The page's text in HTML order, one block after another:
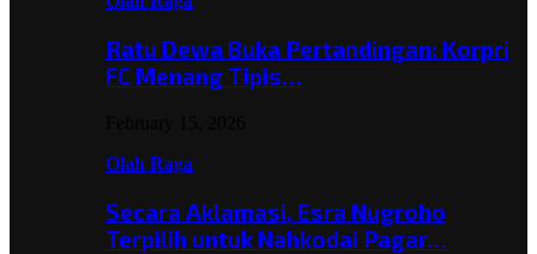
Ratu Dewa Buka Pertandingan: Korpri
FC Menang Tipis…
Olah Raga
Secara Aklamasi, Esra Nugroho
Terpilih untuk Nahkodai Pagar…